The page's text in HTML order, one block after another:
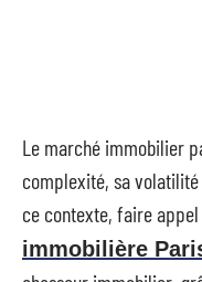
Le marché immobilier
complexité, sa
ce contexte, faire appel
immobilière